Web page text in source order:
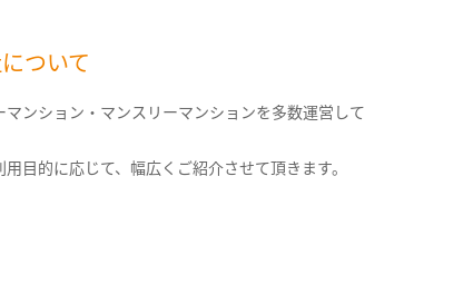
ついて
マンション・マンスリーマンションを多数運営して
目的に応じて、幅広くご紹介させて頂きます。